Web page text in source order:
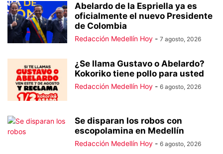
Abelardo de la Espriella ya es
oficialmente el nuevo Presidente
de Colombia
Redacción Medellín Hoy - 7 agosto, 2026
¿Se llama Gustavo o Abelardo?
Kokoriko tiene pollo para usted
Redacción Medellín Hoy - 6 agosto, 2026
Se disparan los robos con
escopolamina en Medellín
Redacción Medellín Hoy - 6 agosto, 2026